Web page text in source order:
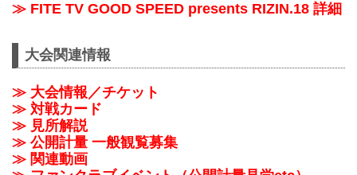
≫ FITE TV GOOD SPEED presents RIZIN.18 詳細
大会関連情報
≫ 大会情報／チケット
≫ 対戦カード
≫ 見所解説
≫ 公開計量 一般観覧募集
≫ 関連動画